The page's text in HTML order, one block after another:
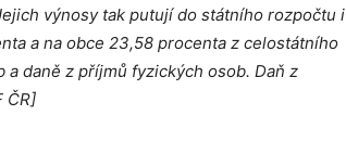
výnosy tak putují do státního rozpočtu i
a na obce 23,58 procenta z celostátního
daně z příjmů fyzických osob. Daň z
ČR]